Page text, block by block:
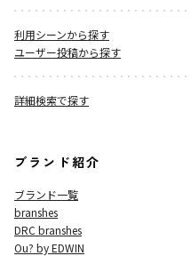
利用シーンから探す
ユーザー投稿から探す
詳細検索で探す
ブランド紹介
ブランド一覧
branshes
DRC branshes
Ou? by EDWIN